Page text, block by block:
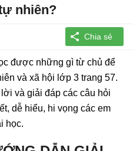
nhiên?
được những gì từ chủ để
và xã hội lớp 3 trang 57.
và giải đáp các câu hỏi
dễ hiểu, hi vọng các em
học.